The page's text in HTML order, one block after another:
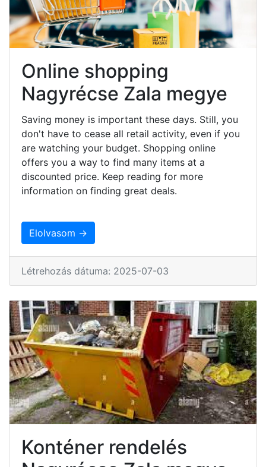
Online shopping
Nagyrécse Zala megye
Saving money is important these days. Still, you
don't have to cease all retail activity, even if you
are watching your budget. Shopping online
offers you a way to find many items at a
discounted price. Keep reading for more
information on finding great deals.
Elolvasom →
Létrehozás dátuma: 2025-07-03
Konténer rendelés